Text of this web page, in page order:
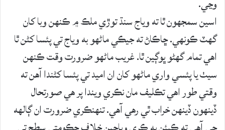
وڃي.
اسين سمجهون ٿا ته وياج سنڌ توڙي ملڪ ۾ ڪنهن وبا کان
گهٽ ڪونهي. ڇاڪاڻ ته جيڪي ماڻهو به وياج تي پئسا کڻن ٿا
اهي تمام گهڻو ڀوڳين ٿا. غريب ماڻهو ضرورت وقت ڪنهن
سيٺ يا پئسي واري ماڻهو کان ان اميد تي پئسا کڻندا آهن ته
وقتي طور اهي تڪليف مان نڪري ويندا پر هي صورتحال
ڏينهون ڏينهن خراب ٿي رهي آهي. تنهنڪري ضرورت ان ڳالهه